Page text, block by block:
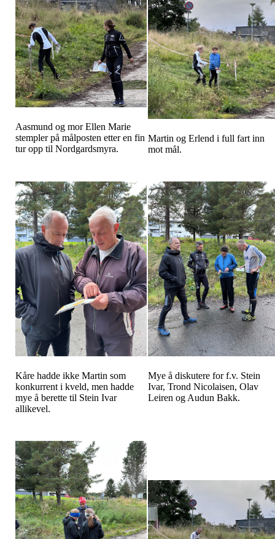
Aasmund og mor Ellen Marie
stempler på målposten etter en fin
tur opp til Nordgardsmyra.
Martin og Erlend i full fart inn
mot mål.
Kåre hadde ikke Martin som
konkurrent i kveld, men hadde
mye å berette til Stein Ivar
allikevel.
Mye å diskutere for f.v. Stein
Ivar, Trond Nicolaisen, Olav
Leiren og Audun Bakk.